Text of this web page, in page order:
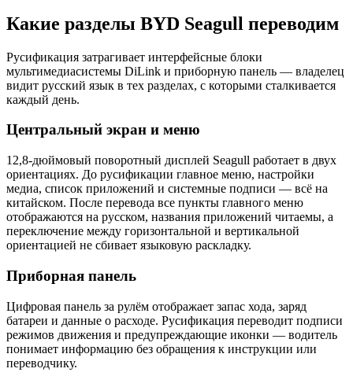
Какие разделы BYD Seagull переводим
Русификация затрагивает интерфейсные блоки
мультимедиасистемы DiLink и приборную панель — владелец
видит русский язык в тех разделах, с которыми сталкивается
каждый день.
Центральный экран и меню
12,8-дюймовый поворотный дисплей Seagull работает в двух
ориентациях. До русификации главное меню, настройки
медиа, список приложений и системные подписи — всё на
китайском. После перевода все пункты главного меню
отображаются на русском, названия приложений читаемы, а
переключение между горизонтальной и вертикальной
ориентацией не сбивает языковую раскладку.
Приборная панель
Цифровая панель за рулём отображает запас хода, заряд
батареи и данные о расходе. Русификация переводит подписи
режимов движения и предупреждающие иконки — водитель
понимает информацию без обращения к инструкции или
переводчику.